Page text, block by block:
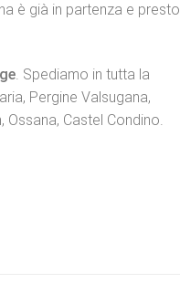
è già in partenza e presto
. Spediamo in tutta la
Pergine Valsugana,
Ossana, Castel Condino.